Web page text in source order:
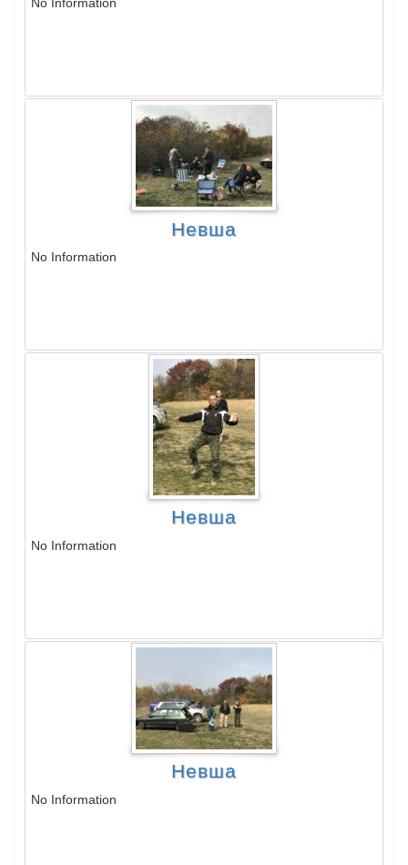
No Information
Невша
No Information
Невша
No Information
Невша
No Information